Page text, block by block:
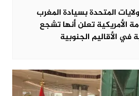
المتحدة بسيادة المغرب
الأمريكية تعلن أنها تشجع
في الأقاليم الجنوبية